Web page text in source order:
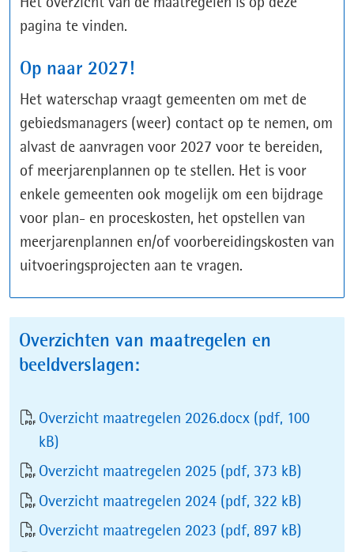
pagina te vinden.
Op naar 2027!
Het waterschap vraagt gemeenten om met de
gebiedsmanagers (weer) contact op te nemen, om
alvast de aanvragen voor 2027 voor te bereiden,
of meerjarenplannen op te stellen. Het is voor
enkele gemeenten ook mogelijk om een bijdrage
voor plan- en proceskosten, het opstellen van
meerjarenplannen en/of voorbereidingskosten van
uitvoeringsprojecten aan te vragen.
Overzichten van maatregelen en
beeldverslagen:
Overzicht maatregelen 2026.docx (pdf, 100
kB)
Overzicht maatregelen 2025 (pdf, 373 kB)
Overzicht maatregelen 2024 (pdf, 322 kB)
Overzicht maatregelen 2023 (pdf, 897 kB)